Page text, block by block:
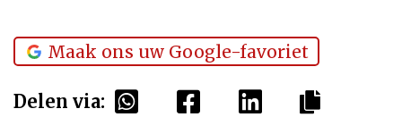
Maak ons uw Google-favoriet
Delen via: